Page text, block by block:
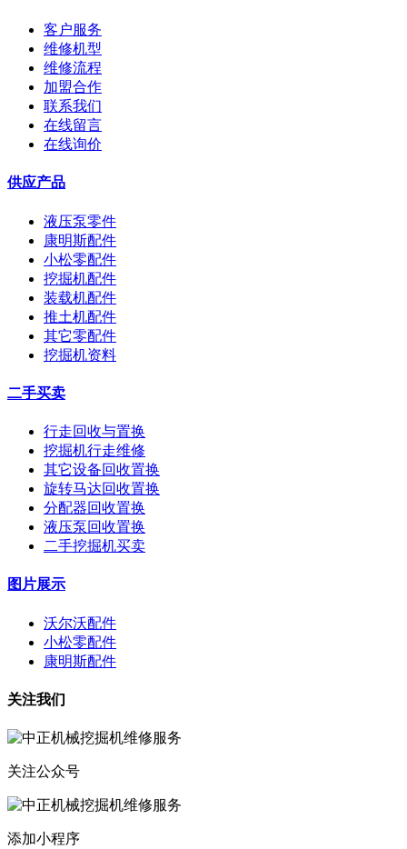
客户服务
维修机型
维修流程
加盟合作
联系我们
在线留言
在线询价
供应产品
液压泵零件
康明斯配件
小松零配件
挖掘机配件
装载机配件
推土机配件
其它零配件
挖掘机资料
二手买卖
行走回收与置换
挖掘机行走维修
其它设备回收置换
旋转马达回收置换
分配器回收置换
液压泵回收置换
二手挖掘机买卖
图片展示
沃尔沃配件
小松零配件
康明斯配件
关注我们
关注公众号
添加小程序